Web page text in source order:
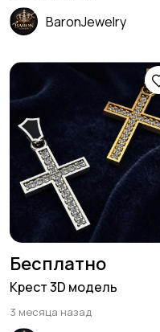
BaronJewelry
Бесплатно
Крест 3D модель
3 месяца назад